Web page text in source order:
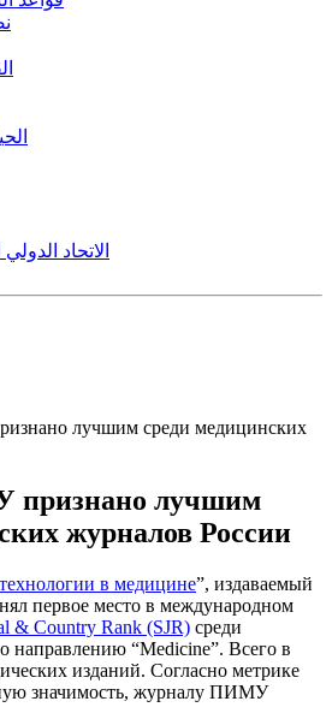
الاتحاد
лучшим среди медицинских
признано лучшим
журналов России
в медицине”, издаваемый
первое место в международном
& Country Rank (SJR) среди
направлению “Medicine”. Всего в
изданий. Согласно метрике
значимость, журналу ПИМУ